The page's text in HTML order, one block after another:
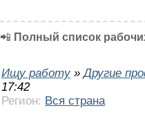
📲 Полный список
Ищу работу »Другие
17:42
Регион: Вся страна